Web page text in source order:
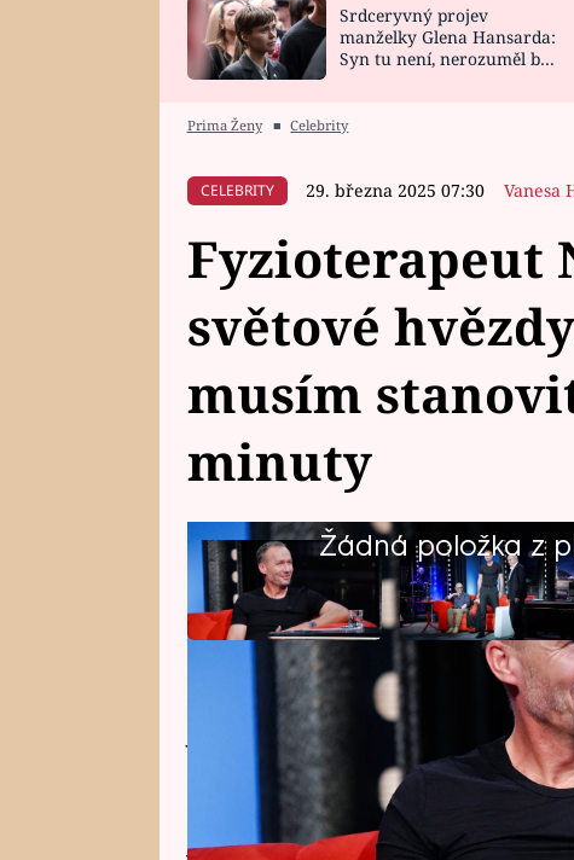
HOROSKOP NA
CELEBRITY
VAŘENÍ
Srdceryvný projev
manželky Glena Hansarda:
Syn tu není, nerozuměl by
Prima Ženy ■ Celebrity
CELEBRITY 29. března 2025 07:30 Vanesa
Fyzioterapeut
světové
musím
minuty
Žádná položka z
Michal Novotný je světově
Jeho péčí a rukama prošly
Djokovič či hollywoodské hvězdy
Bloom. V oblíbené talkshow nyní
jak náročná jeho profese je i co